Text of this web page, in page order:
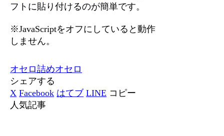
フトに貼り付けるのが簡単です。
※JavaScriptをオフにしていると動作
しません。
オセロ詰めオセロ
シェアする
X Facebook はてブ LINE コピー
人気記事